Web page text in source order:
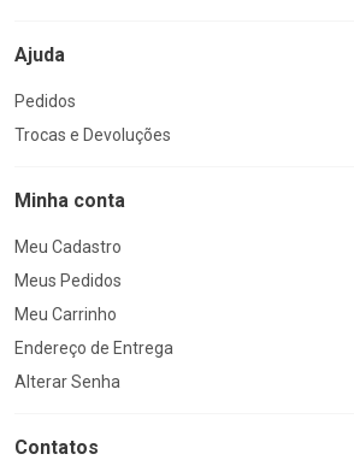
Ajuda
Pedidos
Trocas e Devoluções
Minha conta
Meu Cadastro
Meus Pedidos
Meu Carrinho
Endereço de Entrega
Alterar Senha
Contatos